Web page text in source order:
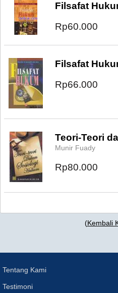
Filsafat
Rp60.000
Filsafat
Rp66.000
Teori-Teori
Munir Fuady
Rp80.000
(Kembali
Tentang Kami
Testimoni